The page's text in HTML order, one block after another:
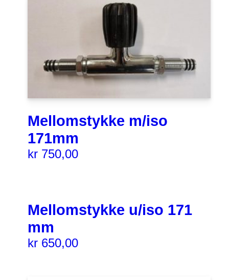
Mellomstykke m/iso
171mm
kr 750,00
Mellomstykke u/iso 171
mm
kr 650,00